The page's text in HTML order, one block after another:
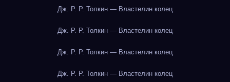
Дж. Р. Р. Толкин — Властелин колец
Дж. Р. Р. Толкин — Властелин колец
Дж. Р. Р. Толкин — Властелин колец
Дж. Р. Р. Толкин — Властелин колец